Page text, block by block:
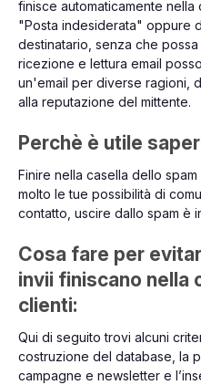
finisce automaticamente nella
"Posta indesiderata" oppure
destinatario, senza che
ricezione e lettura email
un'email per diverse ragioni,
alla reputazione del mittente.
Perchè è utile
Finire nella casella dello
molto le tue possibilità di
contatto, uscire dallo spam è
Cosa fare per
invii finiscano nella
clienti:
Qui di seguito trovi alcuni
costruzione del database, la
campagne e newsletter e